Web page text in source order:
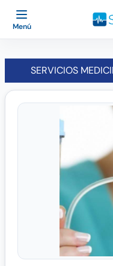
Menú
SERVICIOS